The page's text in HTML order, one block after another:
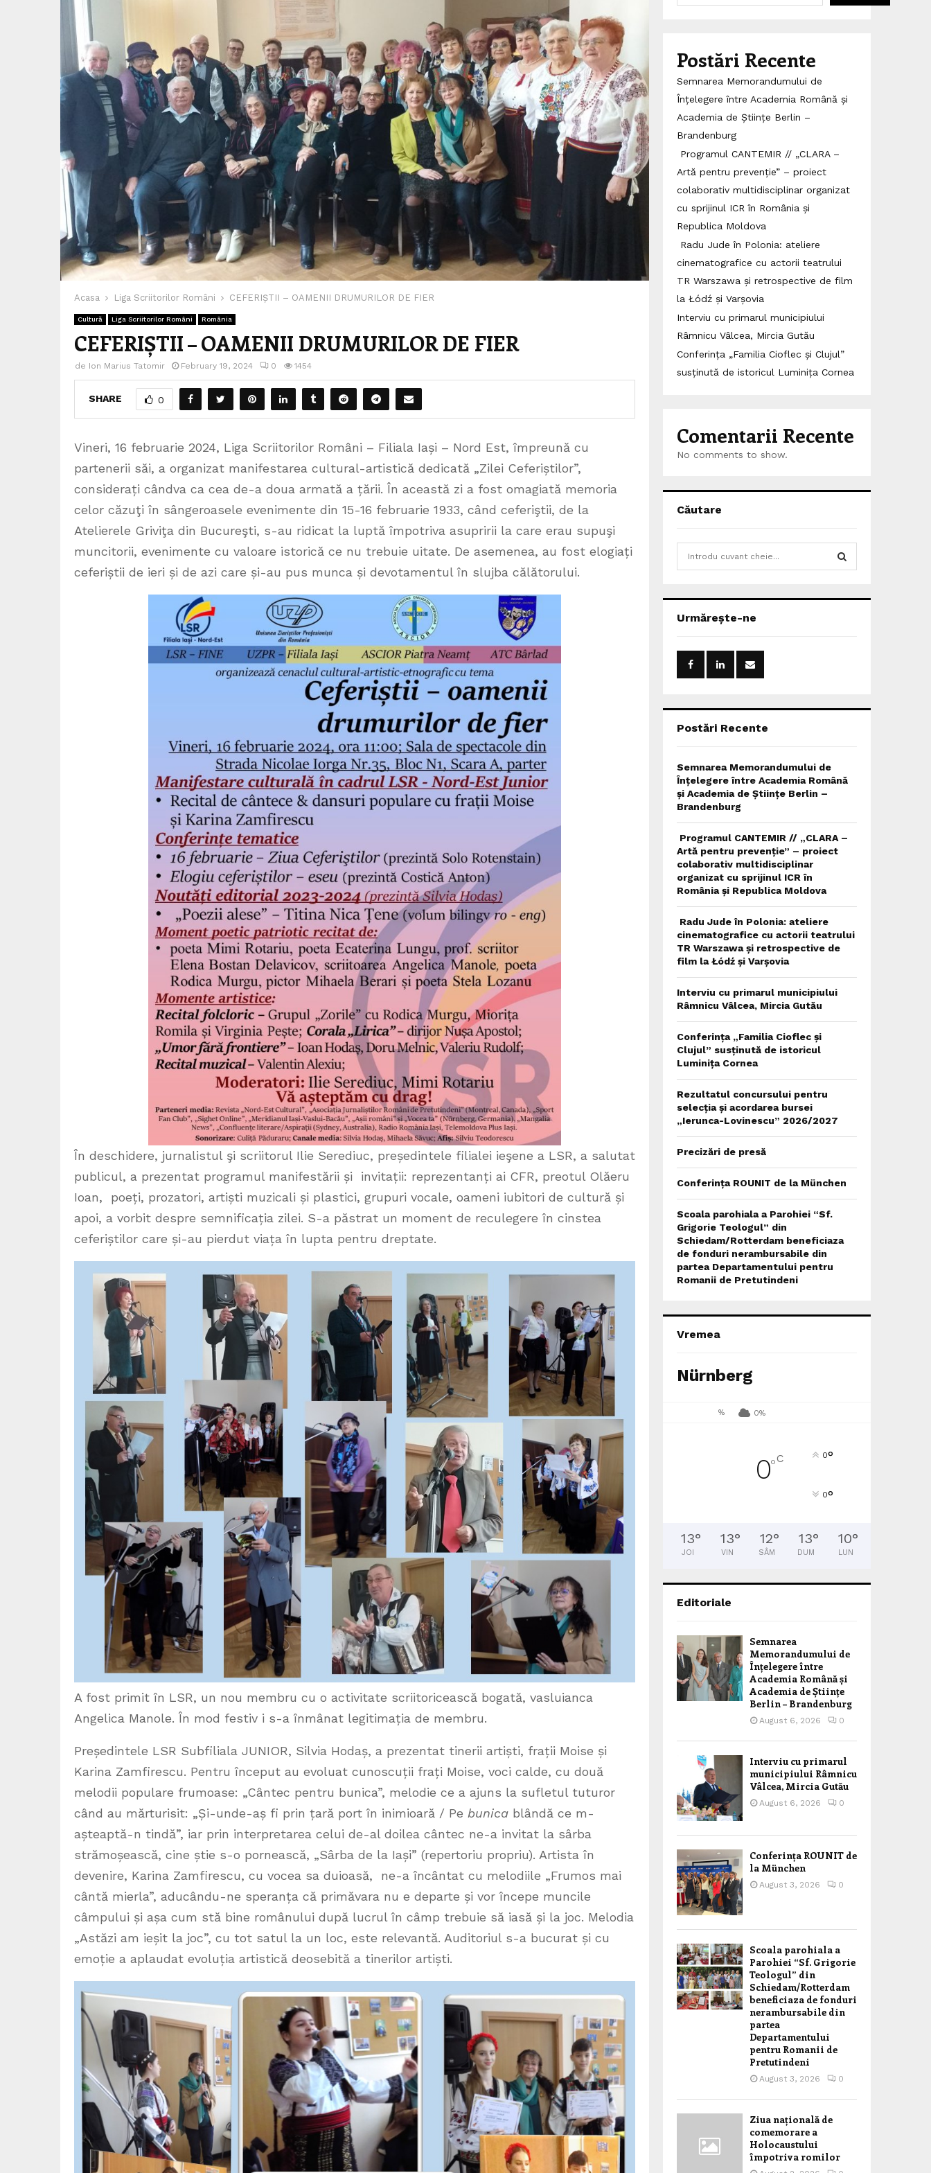
Acasa Liga Scriitorilor Români CEFERIȘTII – OAMENII DRUMURILOR DE FIER
Cultură Liga Scriitorilor Români România
CEFERIȘTII – OAMENII DRUMURILOR DE FIER
de Ion Marius Tatomir February 19, 2024 0 1454
SHARE 0
Vineri, 16 februarie 2024, Liga Scriitorilor Români – Filiala Iași – Nord Est, împreună cu
partenerii săi, a organizat manifestarea cultural-artistică dedicată „Zilei Ceferiștilor”,
considerați cândva ca cea de-a doua armată a țării. În această zi a fost omagiată memoria
celor căzuţi în sângeroasele evenimente din 15-16 februarie 1933, când ceferiştii, de la
Atelierele Griviţa din Bucureşti, s-au ridicat la luptă împotriva asupririi la care erau supuşi
muncitorii, evenimente cu valoare istorică ce nu trebuie uitate. De asemenea, au fost elogiați
ceferiștii de ieri și de azi care și-au pus munca și devotamentul în slujba călătorului.
În deschidere, jurnalistul şi scriitorul Ilie Serediuc, președintele filialei ieşene a LSR, a salutat
publicul, a prezentat programul manifestării și invitații: reprezentanți ai CFR, preotul Olăeru
Ioan, poeți, prozatori, artiști muzicali și plastici, grupuri vocale, oameni iubitori de cultură și
apoi, a vorbit despre semnificația zilei. S-a păstrat un moment de reculegere în cinstea
ceferiștilor care și-au pierdut viața în lupta pentru dreptate.
A fost primit în LSR, un nou membru cu o activitate scriitoricească bogată, vasluianca
Angelica Manole. În mod festiv i s-a înmânat legitimația de membru.
Președintele LSR Subfiliala JUNIOR, Silvia Hodaș, a prezentat tinerii artiști, frații Moise și
Karina Zamfirescu. Pentru început au evoluat cunoscuții frați Moise, voci calde, cu două
melodii populare frumoase: „Cântec pentru bunica”, melodie ce a ajuns la sufletul tuturor
când au mărturisit: „Și-unde-aș fi prin țară port în inimioară / Pe bunica blândă ce m-
așteaptă-n tindă”, iar prin interpretarea celui de-al doilea cântec ne-a invitat la sârba
strămoșească, cine știe s-o pornească, „Sârba de la Iași” (repertoriu propriu). Artista în
devenire, Karina Zamfirescu, cu vocea sa duioasă, ne-a încântat cu melodiile „Frumos mai
cântă mierla”, aducându-ne speranța că primăvara nu e departe și vor începe muncile
câmpului și așa cum stă bine românului după lucrul în câmp trebuie să iasă și la joc. Melodia
„Astăzi am ieșit la joc”, cu tot satul la un loc, este relevantă. Auditoriul s-a bucurat și cu
emoție a aplaudat evoluția artistică deosebită a tinerilor artiști.
Postări Recente
Semnarea Memorandumului de
Înțelegere între Academia Română și
Academia de Științe Berlin –
Brandenburg
Programul CANTEMIR // „CLARA –
Artă pentru prevenție” – proiect
colaborativ multidisciplinar organizat
cu sprijinul ICR în România și
Republica Moldova
Radu Jude în Polonia: ateliere
cinematografice cu actorii teatrului
TR Warszawa și retrospective de film
la Łódź și Varșovia
Interviu cu primarul municipiului
Râmnicu Vâlcea, Mircia Gutău
Conferința „Familia Cioflec și Clujul”
susținută de istoricul Luminița Cornea
Comentarii Recente
No comments to show.
Căutare
h
o
:
Urmărește-ne
Postări Recente
Semnarea Memorandumului de
Înțelegere între Academia Română
și Academia de Științe Berlin –
Brandenburg
Programul CANTEMIR // „CLARA –
Artă pentru prevenție” – proiect
colaborativ multidisciplinar
organizat cu sprijinul ICR în
România și Republica Moldova
Radu Jude în Polonia: ateliere
cinematografice cu actorii teatrului
TR Warszawa și retrospective de
film la Łódź și Varșovia
Interviu cu primarul municipiului
Râmnicu Vâlcea, Mircia Gutău
Conferința „Familia Cioflec și
Clujul” susținută de istoricul
Luminița Cornea
Rezultatul concursului pentru
selecția și acordarea bursei
„Ierunca-Lovinescu” 2026/2027
Precizări de presă
Conferința ROUNIT de la München
Scoala parohiala a Parohiei “Sf.
Grigorie Teologul” din
Schiedam/Rotterdam beneficiaza
de fonduri nerambursabile din
partea Departamentului pentru
Romanii de Pretutindeni
Vremea
Nürnberg
% 0%
0°C 0°
0°
13°
JOI
13°
VIN
12°
SÂM
13°
DUM
10°
LUN
Editoriale
Semnarea
Memorandumului de
Înțelegere între
Academia Română și
Academia de Științe
Berlin – Brandenburg
August 6, 2026 0
Interviu cu primarul
municipiului Râmnicu
Vâlcea, Mircia Gutău
August 6, 2026 0
Conferința ROUNIT de
la München
August 3, 2026 0
Scoala parohiala a
Parohiei “Sf. Grigorie
Teologul” din
Schiedam/Rotterdam
beneficiaza de fonduri
nerambursabile din
partea
Departamentului
pentru Romanii de
Pretutindeni
August 3, 2026 0
Ziua națională de
comemorare a
Holocaustului
împotriva romilor